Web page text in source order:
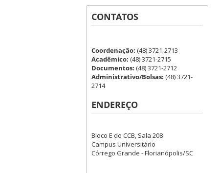
CONTATOS
Coordenação: (48) 3721-2713
Acadêmico: (48) 3721-2715
Documentos: (48) 3721-2712
Administrativo/Bolsas: (48) 3721-
2714
ENDEREÇO
Bloco E do CCB, Sala 208
Campus Universitário
Córrego Grande - Florianópolis/SC